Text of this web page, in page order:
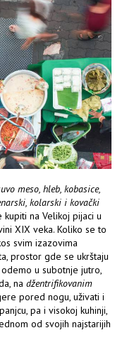
meso, hleb, kobasice,
kolarski i kovački
na Velikoj pijaci u
XIX veka. Koliko se to
svim izazovima
prostor gde se ukrštaju
u subotnje jutro,
nadžentrifikovanim
pored nogu, uživati i
pa i visokoj kuhinji,
od svojih najstarijih